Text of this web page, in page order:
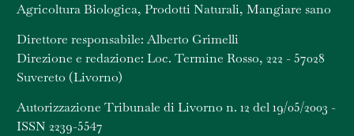
Agricoltura Biologica, Prodotti Naturali, Mangiare sano
Direttore responsabile: Alberto Grimelli
Direzione e redazione: Loc. Termine Rosso, 222 - 57028
Suvereto (Livorno)
Autorizzazione Tribunale di Livorno n. 12 del 19/05/2003 -
ISSN 2239-5547